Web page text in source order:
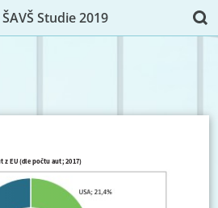
ŠAVŠ Studie 2019